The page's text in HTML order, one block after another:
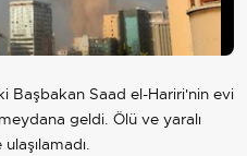
Başbakan Saad el-Hariri'nin evi
geldi. Ölü ve yaralı